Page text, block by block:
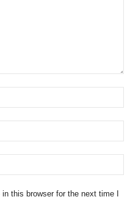
this browser for the next time I